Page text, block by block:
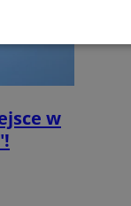
w